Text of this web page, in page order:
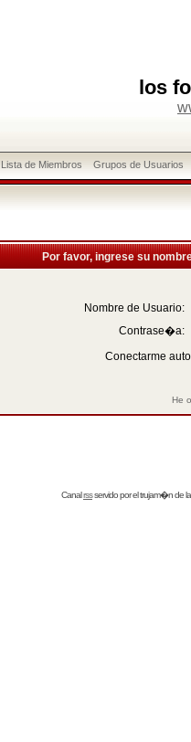
los
Lista de Miembros Grupos de Usuarios
Por favor, ingrese su
Nombre de Usuario:
Contrase�a:
Conectarme
He
Canalrssservido por eltrujam�nde